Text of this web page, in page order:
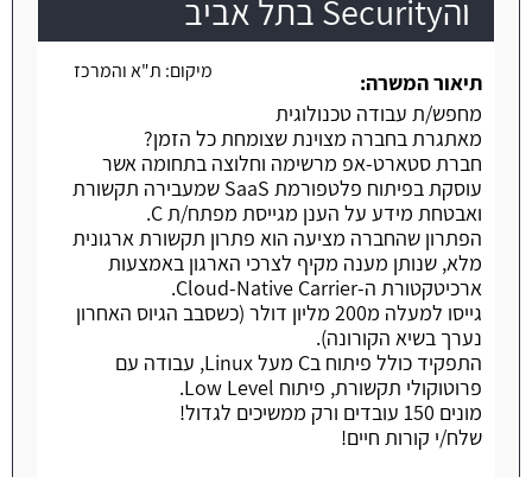
והSecurity בתל אביב
מיקום: ת"א והמרכז
תיאור המשרה:
מחפש/ת עבודה טכנולוגית
מאתגרת בחברה מצוינת שצומחת כל הזמן?
חברת סטארט-אפ מרשימה וחלוצה בתחומה אשר
עוסקת בפיתוח פלטפורמת SaaS שמעבירה תקשורת
ואבטחת מידע על הענן מגייסת מפתח/ת C.
הפתרון שהחברה מציעה הוא פתרון תקשורת ארגונית
מלא, שנותן מענה מקיף לצרכי הארגון באמצעות
ארכיטקטורת ה-Cloud-Native Carrier.
גייסו למעלה מ200 מליון דולר (כשסבב הגיוס האחרון
נערך בשיא הקורונה).
התפקיד כולל פיתוח בC מעל Linux, עבודה עם
פרוטוקולי תקשורת, פיתוח Low Level.
מונים 150 עובדים ורק ממשיכים לגדול!
שלח/י קורות חיים!